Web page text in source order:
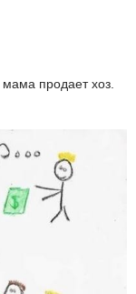
продает хоз.